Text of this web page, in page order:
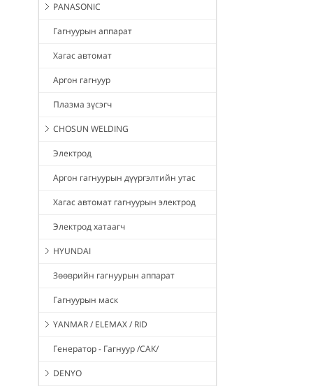
PANASONIC
Гагнуурын аппарат
Хагас автомат
Аргон гагнуур
Плазма зүсэгч
CHOSUN WELDING
Электрод
Аргон гагнуурын дүүргэлтийн утас
Хагас автомат гагнуурын электрод
Электрод хатаагч
HYUNDAI
Зөөврийн гагнуурын аппарат
Гагнуурын маск
YANMAR / ELEMAX / RID
Генератор - Гагнуур /САК/
DENYO